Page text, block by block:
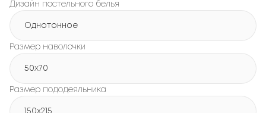
Дизайн постельного белья
Однотонное
Размер наволочки
50x70
Размер пододеяльника
150х215